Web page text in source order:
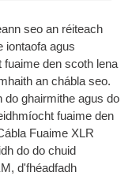
seo an réiteach
iontaofa agus
den scoth lena
an chábla seo.
do ghairmithe agus do
fuaime den
Fuaime XLR
do do chuid
d'fhéadfadh
phacáil.
cabhrú le haon
ár dtáirgí na
na táirgí a
gcustaiméirí.
d'earraí
an cheannaigh.
leanúnach tar éis